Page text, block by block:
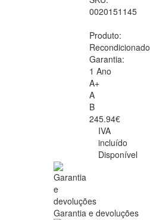
0020151145
Produto:
Recondicionado
Garantia:
1 Ano
A+
A
B
245.94€
IVA
incluído
Disponível
Garantia e devoluções